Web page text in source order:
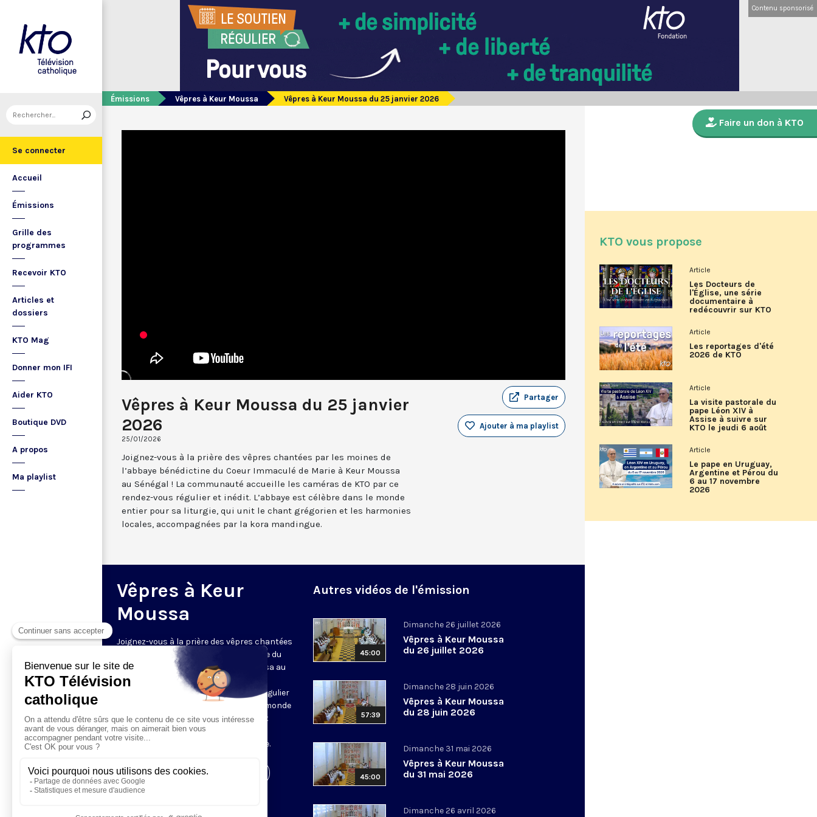
Se connecter
Accueil
Émissions
Grille des
programmes
Recevoir KTO
Articles et
dossiers
KTO Mag
Donner mon IFI
Aider KTO
Boutique DVD
A propos
Ma playlist
Contenu sponsorisé
Émissions Vêpres à Keur Moussa Vêpres à Keur Moussa du 25 janvier 2026
Vêpres à Keur Moussa du 25 janvier
2026
25/01/2026
Partager
Ajouter à ma playlist
Joignez-vous à la prière des vêpres chantées par les moines de
l’abbaye bénédictine du Coeur Immaculé de Marie à Keur Moussa
au Sénégal ! La communauté accueille les caméras de KTO par ce
rendez-vous régulier et inédit. L’abbaye est célèbre dans le monde
entier pour sa liturgie, qui unit le chant grégorien et les harmonies
locales, accompagnées par la kora mandingue.
Vêpres à Keur
Moussa
Joignez-vous à la prière des vêpres chantées
par les moines de l’abbaye bénédictine du
Cœur Immaculé de Marie à Keur Moussa au
Sénégal ! La communauté accueille les
caméras de KTO par ce rendez-vous régulier
et inédit. L'abbaye est célèbre dans le monde
entier pour sa liturgie, qui unit le chant
grégorien et les harmonies locales,
accompagnées par la kora mandingue.
Visiter la page de l'émission
Autres vidéos de l'émission
45:00
Dimanche 26 juillet 2026
Vêpres à Keur Moussa
du 26 juillet 2026
57:39
Dimanche 28 juin 2026
Vêpres à Keur Moussa
du 28 juin 2026
45:00
Dimanche 31 mai 2026
Vêpres à Keur Moussa
du 31 mai 2026
Dimanche 26 avril 2026
Faire un don à KTO
KTO vous propose
Article
Les Docteurs de
l'Église, une série
documentaire à
redécouvrir sur KTO
Article
Les reportages d'été
2026 de KTO
Article
La visite pastorale du
pape Léon XIV à
Assise à suivre sur
KTO le jeudi 6 août
Article
Le pape en Uruguay,
Argentine et Pérou du
6 au 17 novembre
2026